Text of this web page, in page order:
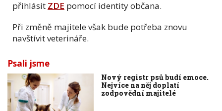
přihlásit ZDE pomocí identity občana.
Při změně majitele však bude potřeba znovu
navštívit veterináře.
Psali jsme
Nový registr psů budí emoce.
Nejvíce na něj doplatí
zodpovědní majitelé